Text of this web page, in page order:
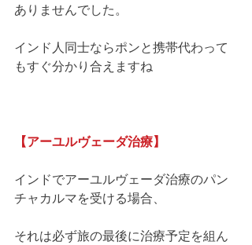
ありませんでした。
インド人同士ならポンと携帯代わって
もすぐ分かり合えますね
【アーユルヴェーダ治療】
インドでアーユルヴェーダ治療のパン
チャカルマを受ける場合、
それは必ず旅の最後に治療予定を組ん